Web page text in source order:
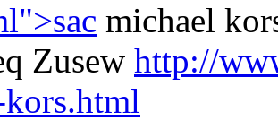
michael
Zusew http://